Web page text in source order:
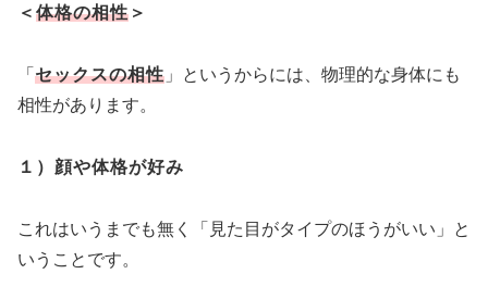
＜ 体格の相性 ＞
「 セックスの相性 」というからには、物理的な身体にも
相性があります。
１）顔や体格が好み
これはいうまでも無く「見た目がタイプのほうがいい」と
いうことです。